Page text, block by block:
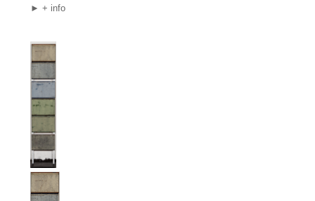
► + info